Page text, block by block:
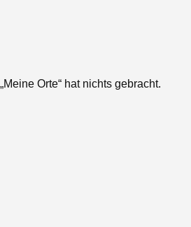
Orte“ hat nichts gebracht.